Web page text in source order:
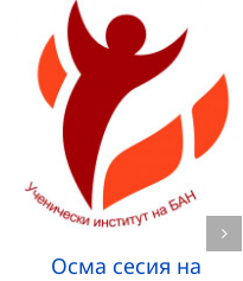
Осма сесия на